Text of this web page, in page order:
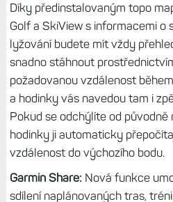
Potápěčské funkce:Podporuje
jedním plynem) a freediving až
oficiální potápěčské certifikaci
tlačítkům.
Aplikace Garmin Messenger:
aplikace umožňuje posílat
chytrých hodinek přátelům a
Prémiové mapy a dynamické
Díky předinstalovaným topo